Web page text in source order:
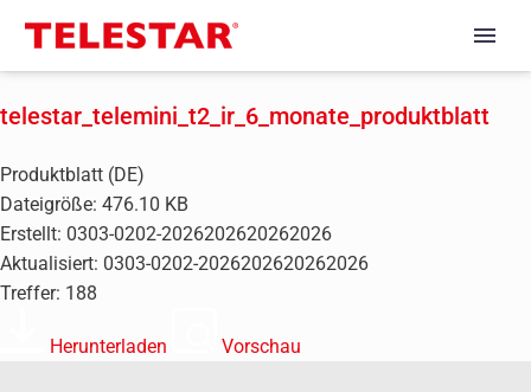
telestar_telemini_t2_ir_6_monate_produktblatt
Produktblatt (DE)
Dateigröße: 476.10 KB
Erstellt: 0303-0202-2026202620262026
Aktualisiert: 0303-0202-2026202620262026
Treffer: 188
Herunterladen Vorschau